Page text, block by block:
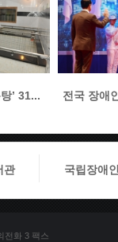
’ 31... 전국 장애
관 국립장애
전화 3 팩스